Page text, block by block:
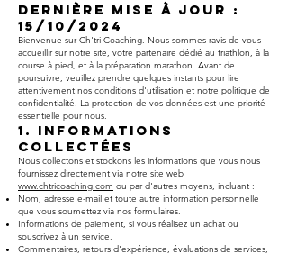
Dernière mise à jour :
15/10/2024
Bienvenue sur Ch'tri Coaching. Nous sommes ravis de vous
accueillir sur notre site, votre partenaire dédié au triathlon, à la
course à pied, et à la préparation marathon. Avant de
poursuivre, veuillez prendre quelques instants pour lire
attentivement nos conditions d'utilisation et notre politique de
confidentialité. La protection de vos données est une priorité
essentielle pour nous.
1. Informations
Collectées
Nous collectons et stockons les informations que vous nous
fournissez directement via notre site web
www.chtricoaching.com ou par d'autres moyens, incluant :
Nom, adresse e-mail et toute autre information personnelle
que vous soumettez via nos formulaires.
Informations de paiement, si vous réalisez un achat ou
souscrivez à un service.
Commentaires, retours d'expérience, évaluations de services,